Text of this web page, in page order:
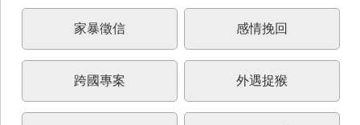
家暴徵信 感情挽回
跨國專案 外遇捉猴